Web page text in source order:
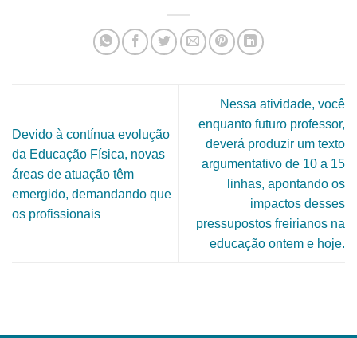
Devido à contínua evolução
da Educação Física, novas
áreas de atuação têm
emergido, demandando que
os profissionais
Nessa atividade, você
enquanto futuro professor,
deverá produzir um texto
argumentativo de 10 a 15
linhas, apontando os
impactos desses
pressupostos freirianos na
educação ontem e hoje.